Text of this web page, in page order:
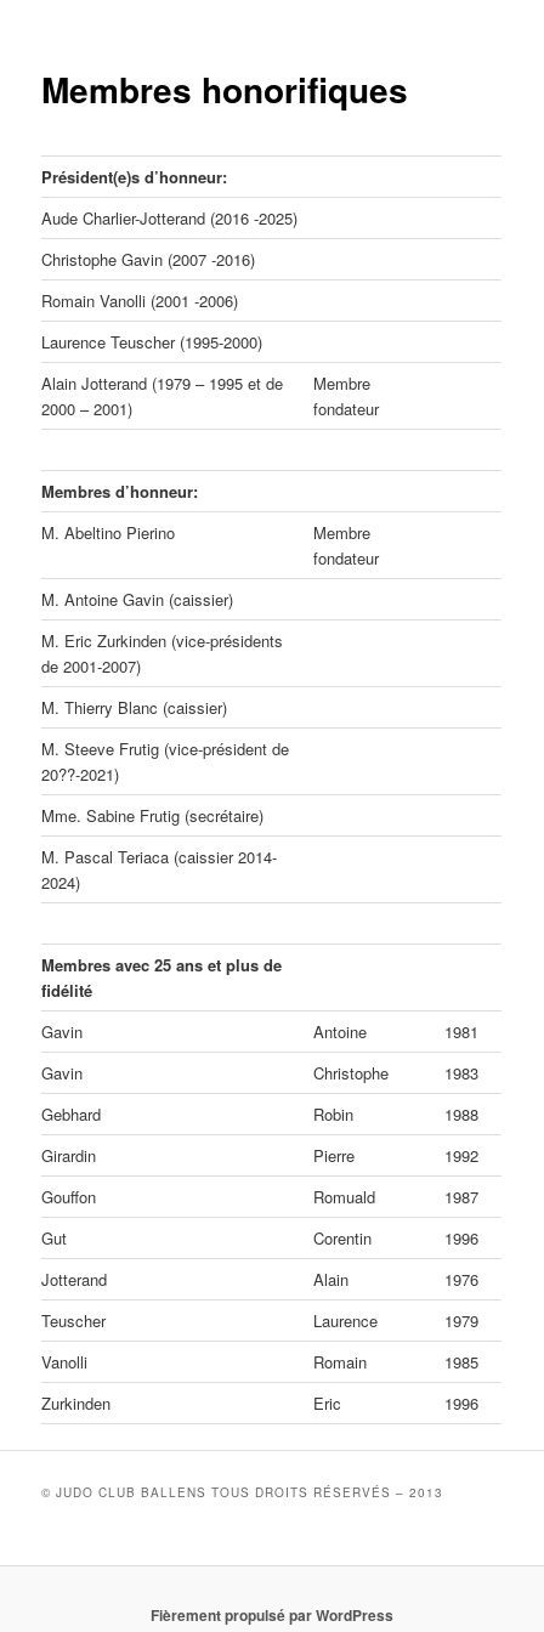
Membres honorifiques
Président(e)s d’honneur:
Aude Charlier-Jotterand (2016 -2025)
Christophe Gavin (2007 -2016)
Romain Vanolli (2001 -2006)
Laurence Teuscher (1995-2000)
Alain Jotterand (1979 – 1995 et de
2000 – 2001)
Membre
fondateur
Membres d’honneur:
M. Abeltino Pierino
Membre
fondateur
M. Antoine Gavin (caissier)
M. Eric Zurkinden (vice-présidents
de 2001-2007)
M. Thierry Blanc (caissier)
M. Steeve Frutig (vice-président de
20??-2021)
Mme. Sabine Frutig (secrétaire)
M. Pascal Teriaca (caissier 2014-
2024)
Membres avec 25 ans et plus de
fidélité
Gavin
Antoine
1981
Gavin
Christophe
1983
Gebhard
Robin
1988
Girardin
Pierre
1992
Gouffon
Romuald
1987
Gut
Corentin
1996
Jotterand
Alain
1976
Teuscher
Laurence
1979
Vanolli
Romain
1985
Zurkinden
Eric 1996
© JUDO CLUB BALLENS TOUS DROITS RÉSERVÉS – 2013
Fièrement propulsé par WordPress